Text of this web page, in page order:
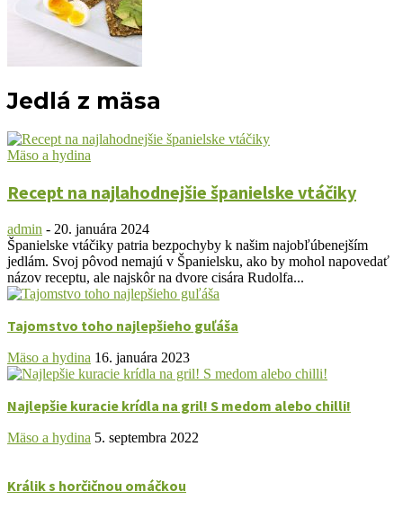
Jedlá z mäsa
Mäso a hydina
Recept na najlahodnejšie španielske vtáčiky
admin - 20. januára 2024
Španielske vtáčiky patria bezpochyby k našim najobľúbenejším
jedlám. Svoj pôvod nemajú v Španielsku, ako by mohol napovedať
názov receptu, ale najskôr na dvore cisára Rudolfa...
Tajomstvo toho najlepšieho guľáša
Mäso a hydina 16. januára 2023
Najlepšie kuracie krídla na gril! S medom alebo chilli!
Mäso a hydina 5. septembra 2022
Králik s horčičnou omáčkou